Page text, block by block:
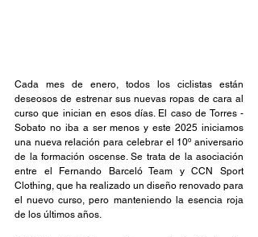
Cada mes de enero, todos los ciclistas están
deseosos de estrenar sus nuevas ropas de cara al
curso que inician en esos días. El caso de Torres -
Sobato no iba a ser menos y este 2025 iniciamos
una nueva relación para celebrar el 10º aniversario
de la formación oscense. Se trata de la asociación
entre el Fernando Barceló Team y CCN Sport
Clothing, que ha realizado un diseño renovado para
el nuevo curso, pero manteniendo la esencia roja
de los últimos años.